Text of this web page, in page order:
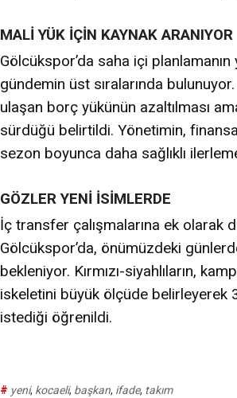
MALİ YÜK İÇİN KAYNAK ARANIYOR
Gölcükspor’da saha içi planlamanın
gündemin üst sıralarında
ulaşan borç yükünün azaltılması
sürdüğü belirtildi. Yönetimin,
sezon boyunca daha sağlıklı
GÖZLER YENİ İSİMLERDE
İç transfer çalışmalarına ek olarak
Gölcükspor’da, önümüzdeki
bekleniyor. Kırmızı-siyahlıların,
iskeletini büyük ölçüde belirleyerek
istediği öğrenildi.
# yeni, kocaeli, başkan, ifade, takım